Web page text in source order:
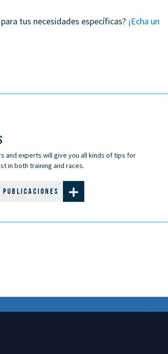
tus necesidades específicas? ¡Echa un
and experts will give you all kinds of tips for
in both training and races.